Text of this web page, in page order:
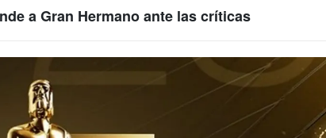
a Gran Hermano ante las críticas